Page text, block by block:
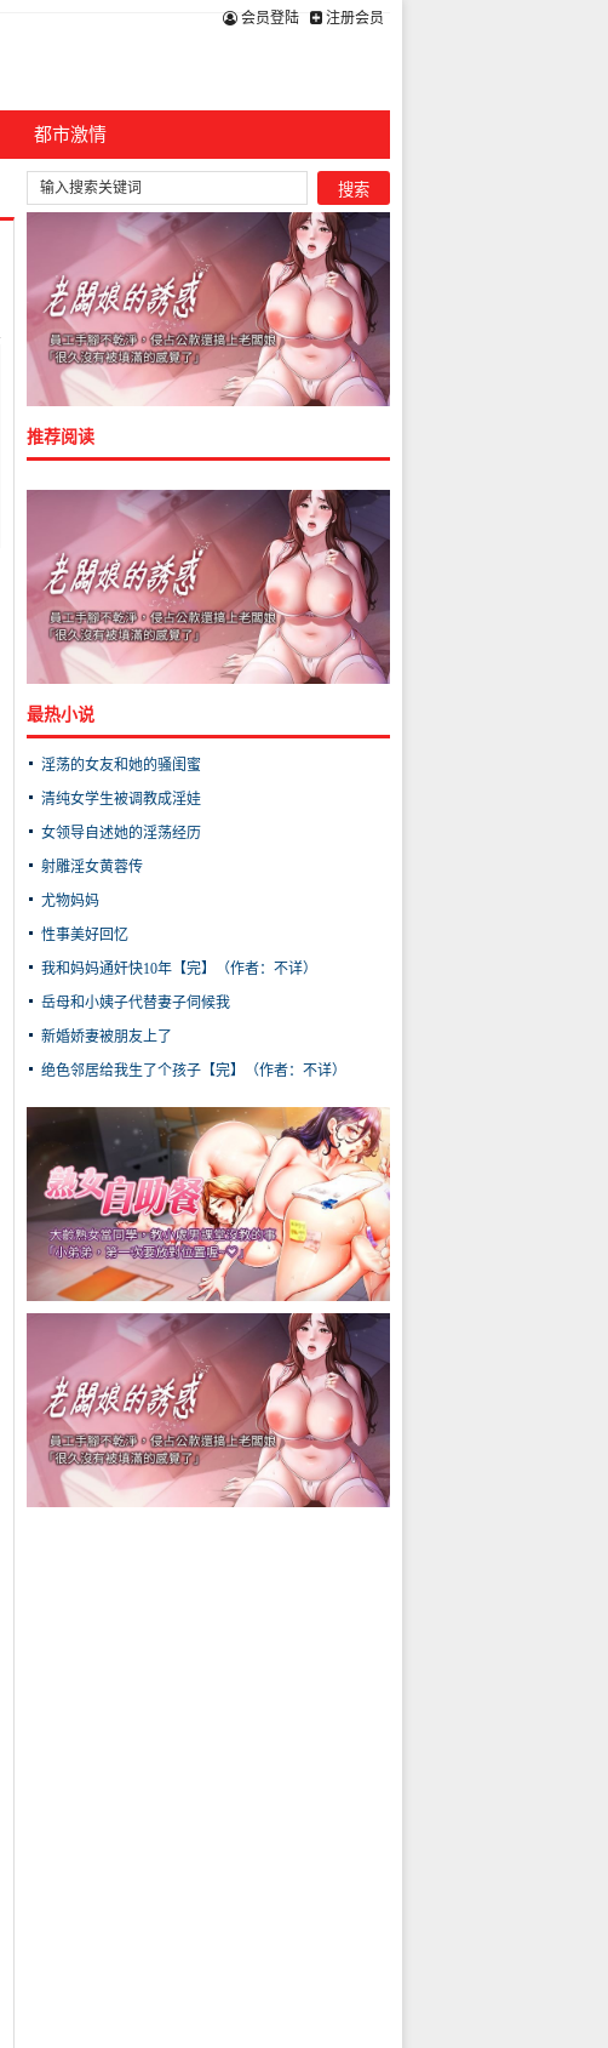
会员登陆 注册会员
都市激情
推荐阅读
最热小说
淫荡的女友和她的骚闺蜜
清纯女学生被调教成淫娃
女领导自述她的淫荡经历
射雕淫女黄蓉传
尤物妈妈
性事美好回忆
我和妈妈通奸快10年【完】（作者：不详）
岳母和小姨子代替妻子伺候我
新婚娇妻被朋友上了
绝色邻居给我生了个孩子【完】（作者：不详）